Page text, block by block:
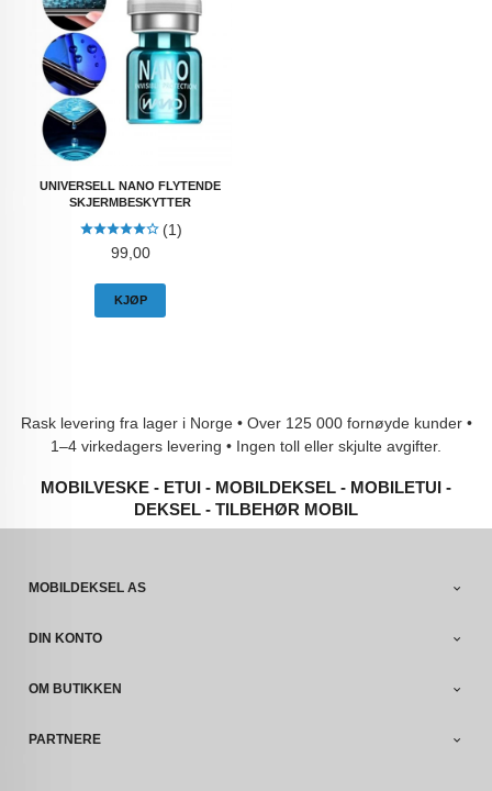
UNIVERSELL NANO FLYTENDE
SKJERMBESKYTTER
(1)
Pris
99,00
KJØP
Rask levering fra lager i Norge • Over 125 000 fornøyde kunder •
1–4 virkedagers levering • Ingen toll eller skjulte avgifter.
MOBILVESKE - ETUI - MOBILDEKSEL - MOBILETUI -
DEKSEL - TILBEHØR MOBIL
MOBILDEKSEL AS
DIN KONTO
OM BUTIKKEN
PARTNERE